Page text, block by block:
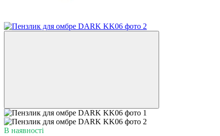
В наявності